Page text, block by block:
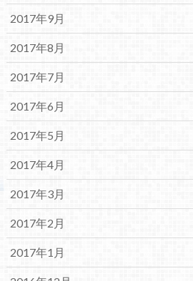
2017年9月
2017年8月
2017年7月
2017年6月
2017年5月
2017年4月
2017年3月
2017年2月
2017年1月